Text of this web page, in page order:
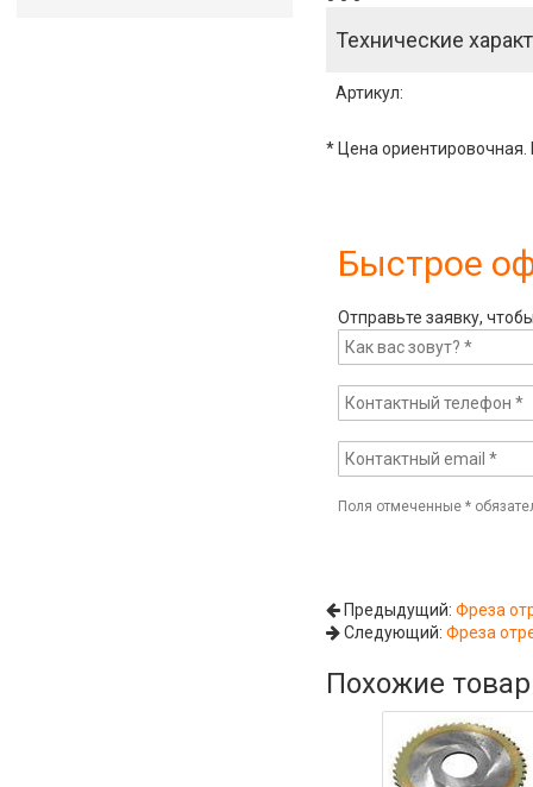
Технические
Артикул:
* Цена ориентировочная.
Быстрое
Отправьте заявку,
Поля отмеченные*
Предыдущий:Фреза
Следующий:Фреза
Похожие